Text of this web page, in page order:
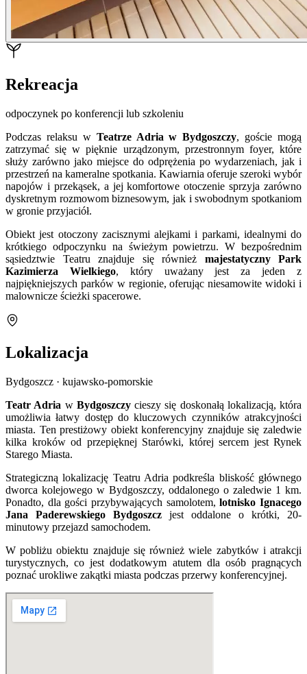
Rekreacja
odpoczynek po konferencji lub szkoleniu
Podczas relaksu w Teatrze Adria w Bydgoszczy, goście mogą
zatrzymać się w pięknie urządzonym, przestronnym foyer, które
służy zarówno jako miejsce do odprężenia po wydarzeniach, jak i
przestrzeń na kameralne spotkania. Kawiarnia oferuje szeroki wybór
napojów i przekąsek, a jej komfortowe otoczenie sprzyja zarówno
dyskretnym rozmowom biznesowym, jak i swobodnym spotkaniom
w gronie przyjaciół.
Obiekt jest otoczony zacisznymi alejkami i parkami, idealnymi do
krótkiego odpoczynku na świeżym powietrzu. W bezpośrednim
sąsiedztwie Teatru znajduje się również majestatyczny Park
Kazimierza Wielkiego, który uważany jest za jeden z
najpiękniejszych parków w regionie, oferując niesamowite widoki i
malownicze ścieżki spacerowe.
Lokalizacja
Bydgoszcz · kujawsko-pomorskie
Teatr Adria w Bydgoszczycieszy się doskonałą lokalizacją, która
umożliwia łatwy dostęp do kluczowych czynników atrakcyjności
miasta. Ten prestiżowy obiekt konferencyjny znajduje się zaledwie
kilka kroków od przepięknej Starówki, której sercem jest Rynek
Starego Miasta.
Strategiczną lokalizację Teatru Adria podkreśla bliskość głównego
dworca kolejowego w Bydgoszczy, oddalonego o zaledwie 1 km.
Ponadto, dla gości przybywających samolotem,lotnisko Ignacego
Jana Paderewskiego Bydgoszcz jest oddalone o krótki, 20-
minutowy przejazd samochodem.
W pobliżu obiektu znajduje się również wiele zabytków i atrakcji
turystycznych, co jest dodatkowym atutem dla osób pragnących
poznać urokliwe zakątki miasta podczas przerwy konferencyjnej.